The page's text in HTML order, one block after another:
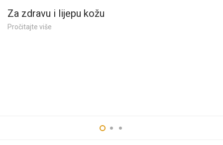
Za zdravu i lijepu kožu
Pročitajte više